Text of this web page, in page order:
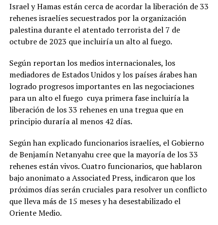
Israel y Hamas están cerca de acordar la liberación de 33
rehenes israelíes secuestrados por la organización
palestina durante el atentado terrorista del 7 de
octubre de 2023 que incluiría un alto al fuego.
Según reportan los medios internacionales, los
mediadores de Estados Unidos y los países árabes han
logrado progresos importantes en las negociaciones
para un alto el fuego cuya primera fase incluiría la
liberación de los 33 rehenes en una tregua que en
principio duraría al menos 42 días.
Según han explicado funcionarios israelíes, el Gobierno
de Benjamín Netanyahu cree que la mayoría de los 33
rehenes están vivos. Cuatro funcionarios, que hablaron
bajo anonimato a Associated Press, indicaron que los
próximos días serán cruciales para resolver un conflicto
que lleva más de 15 meses y ha desestabilizado el
Oriente Medio.